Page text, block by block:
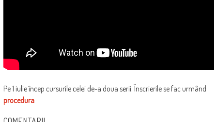
Pe 1 iulie încep cursurile celei de-a doua serii. Înscrierile se fac urmând
procedura